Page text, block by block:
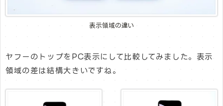
表示領域の違い
ヤフーのトップをPC表示にして比較してみました。表示
領域の差は結構大きいですね。